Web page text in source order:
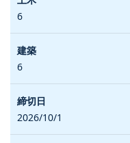
6
6
2026/10/1